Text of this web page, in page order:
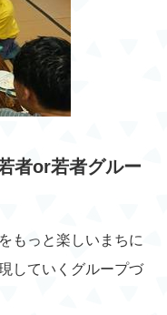
者or若者グルー
もっと楽しいまちに
していくグループづ